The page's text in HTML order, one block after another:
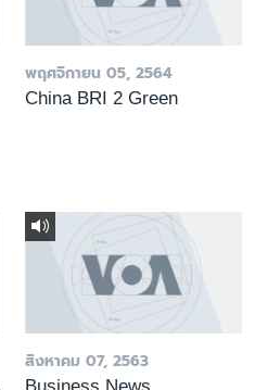
พฤศจิกายน 05, 2564
China BRI 2 Green
สิงหาคม 07, 2563